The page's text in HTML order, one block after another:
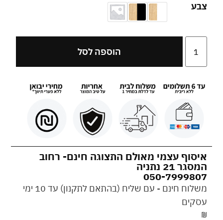
צבע
הוספה לסל
איסוף עצמי מאולם התצוגה חינם- רחוב
המסגר 21 נתניה
050-7999807
משלוח חינם - עם שליח (בהתאם לתקנון) עד 10 ימי
עסקים
₪